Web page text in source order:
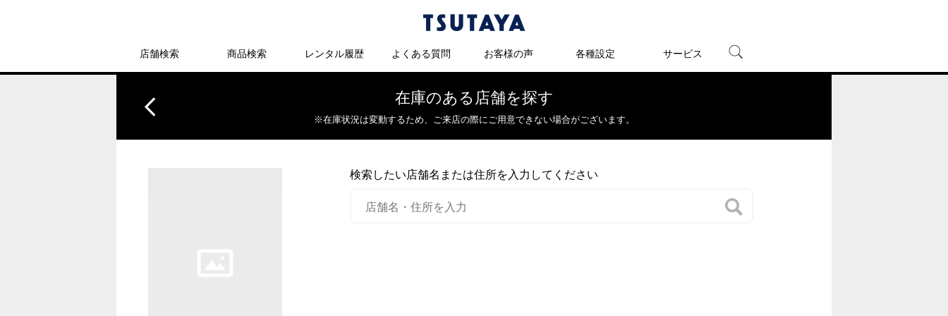
店舗検索 商品検索 レンタル履歴 よくある質問 お客様の声 各種設定 サービス
在庫のある店舗を探す
※在庫状況は変動するため、 ご来店の際にご用意できない場合がございます。
検索したい店舗名または住所を入力してください